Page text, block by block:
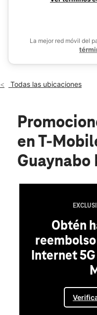
9:00 a.m. a
00969La mejor red móvil del
Todas las ubicaciones
en T-
Guaynabo
Obtén
Internet